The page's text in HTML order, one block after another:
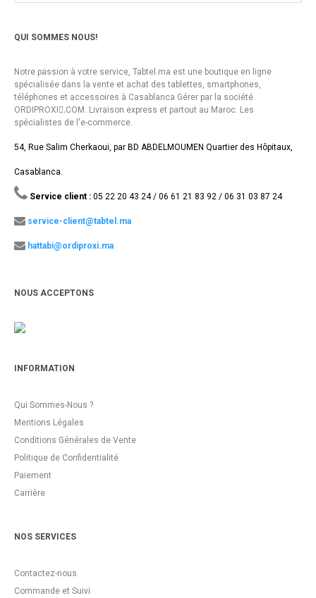
QUI SOMMES NOUS!
Notre passion à votre service, Tabtel.ma est une boutique en ligne
spécialisée dans la vente et achat des tablettes, smartphones,
téléphones et accessoires à Casablanca Gérer par la société
ORDIPROXI.ِCOM. Livraison express et partout au Maroc. Les
spécialistes de l'e-commerce.
54, Rue Salim Cherkaoui, par BD ABDELMOUMEN Quartier des Hôpitaux,
Casablanca.
Service client : 05 22 20 43 24 / 06 61 21 83 92 / 06 31 03 87 24
service-client@tabtel.ma
hattabi@ordiproxi.ma
NOUS ACCEPTONS
INFORMATION
Qui Sommes-Nous ?
Mentions Légales
Conditions Générales de Vente
Politique de Confidentialité
Paiement
Carrière
NOS SERVICES
Contactez-nous
Commande et Suivi